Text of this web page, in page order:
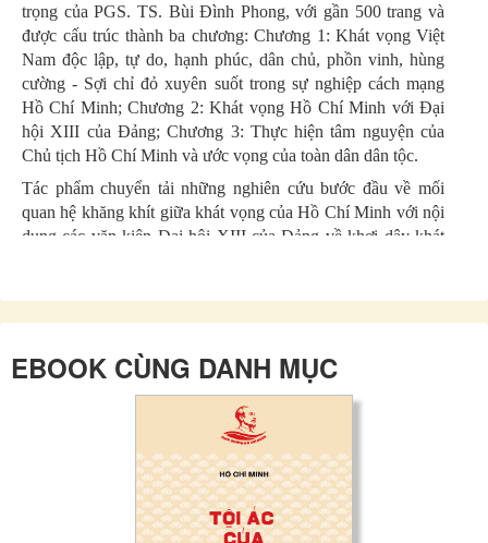
trọng của PGS. TS. Bùi Đình Phong, với gần 500 trang và
được cấu trúc thành ba chương: Chương 1: Khát vọng Việt
Nam độc lập, tự do, hạnh phúc, dân chủ, phồn vinh, hùng
cường - Sợi chỉ đỏ xuyên suốt trong sự nghiệp cách mạng
Hồ Chí Minh; Chương 2: Khát vọng Hồ Chí Minh với Đại
hội XIII của Đảng; Chương 3: Thực hiện tâm nguyện của
Chủ tịch Hồ Chí Minh và ước vọng của toàn dân dân tộc.
Tác phẩm chuyển tải những nghiên cứu bước đầu về mối
quan hệ khăng khít giữa khát vọng của Hồ Chí Minh với nội
dung các văn kiện Đại hội XIII của Đảng về khơi dậy khát
Chí Minh và Đại hội XIII của Đảng.
Theo tác giả Bùi Đình Phong, Đại hội XIII của Đảng vừa kết
thúc thành công tốt đẹp. Những điểm mới, điểm nhấn của
Đại hội là khơi dậy khát vọng phát triển đất nước, bảo đảm
trên hết và trước hết là lợi ích quốc gia - dân tộc. Đại hội
khẳng định với hướng đi đúng đắn, khát vọng phát triển
mãnh liệt và quyết tâm chính trị cao, đất nước ta nhất định sẽ
lập nên kỳ tích mới trong sự nghiệp xây dựng và bảo vệ Tổ
EBOOK CÙNG DANH MỤC